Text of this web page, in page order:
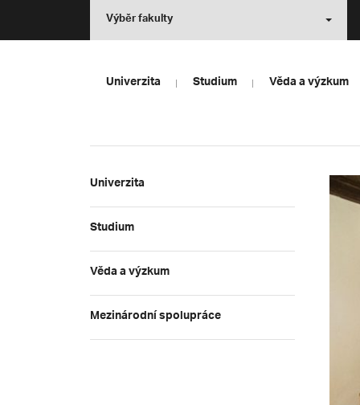
Výběr fakulty
Univerzita Studium Věda a výzkum
Univerzita
Studium
Věda a výzkum
Mezinárodní spolupráce